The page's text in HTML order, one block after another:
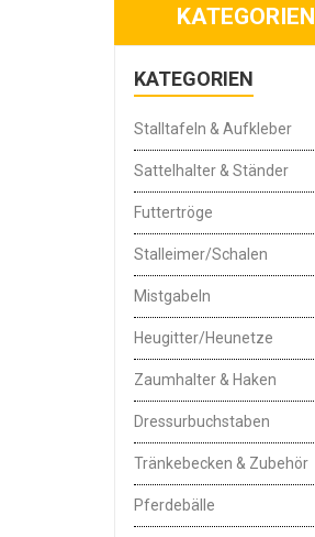
KATEGORIEN
KATEGORIEN
Stalltafeln & Aufkleber
Sattelhalter & Ständer
Futtertröge
Stalleimer/Schalen
Mistgabeln
Heugitter/Heunetze
Zaumhalter & Haken
Dressurbuchstaben
Tränkebecken & Zubehör
Pferdebälle